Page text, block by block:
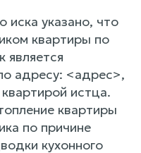
иска указано, что
квартиры по
является
адресу: <адрес>,
истца.
квартиры
по причине
кухонного